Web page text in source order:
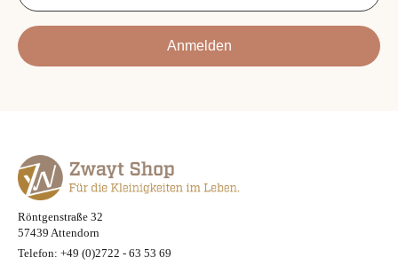
Anmelden
Röntgenstraße 32
57439 Attendorn
Telefon: +49 (0)2722 - 63 53 69